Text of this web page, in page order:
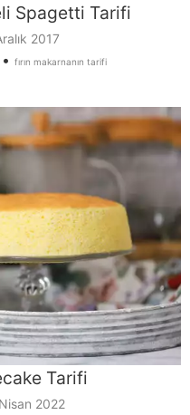
Spagetti Tarifi
2017
• fırın makarnanın tarifi
Tarifi
2022